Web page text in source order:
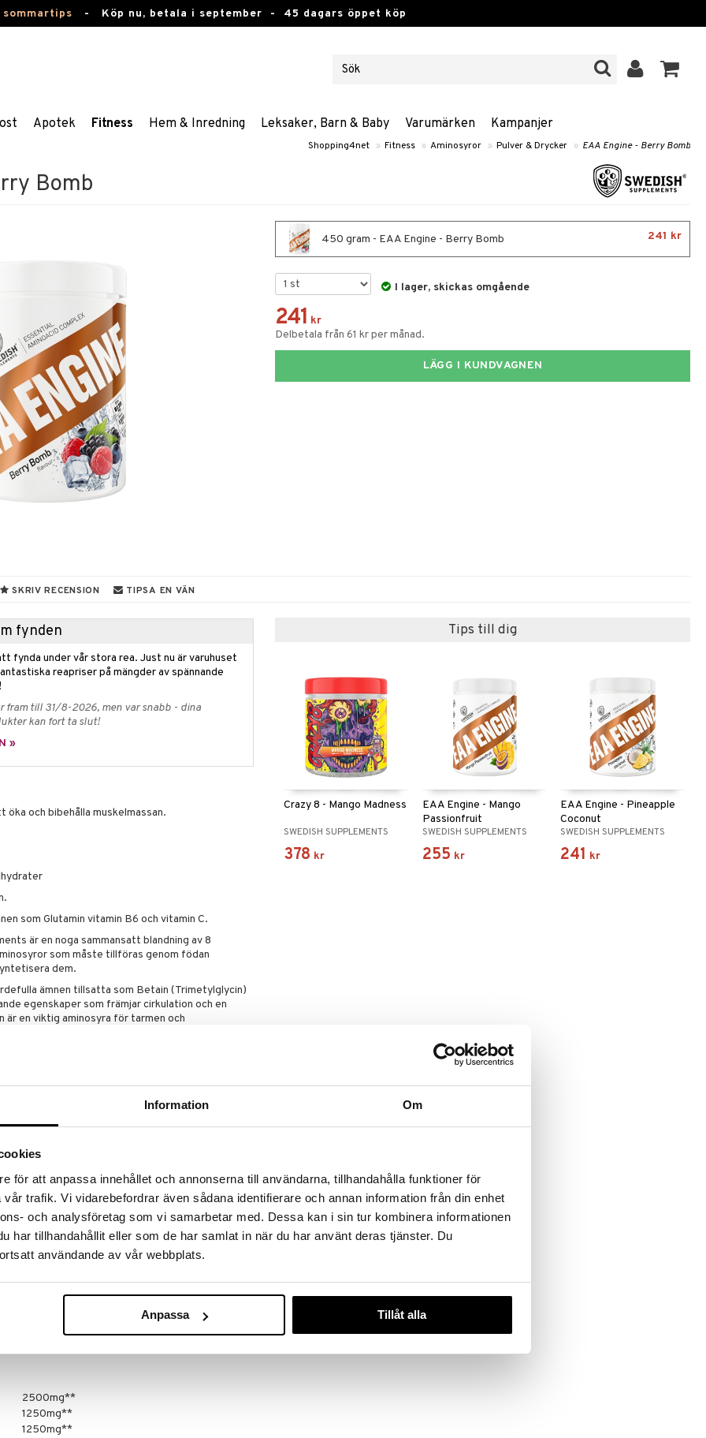
Information Om
för att anpassa innehållet och annonserna till användarna, tillhandahålla funktioner för
trafik. Vi vidarebefordrar även sådana identifierare och annan information från din enhet
och analysföretag som vi samarbetar med. Dessa kan i sin tur kombinera informationen
har tillhandahållit eller som de har samlat in när du har använt deras tjänster. Du
användande av vår webbplats.
Anpassa Tillåt alla
- Köp nu, betala i september - 45 dagars öppet köp
Apotek Fitness Hem & Inredning Leksaker, Barn & Baby Varumärken Kampanjer
Shopping4net » Fitness » Aminosyror » Pulver & Drycker » EAA Engine - Berry Bomb
Bomb
450 gram - EAA Engine - Berry Bomb 241 kr
I lager, skickas omgående
241 kr
Delbetala från 61 kr per månad.
LÄGG I KUNDVAGNEN
SKRIV RECENSION TIPSA EN VÄN
fynden
fynda under vår stora rea. Just nu är varuhuset
reapriser på mängder av spännande
fram till 31/8-2026, men var snabb - dina
kan fort ta slut!
»
och bibehålla muskelmassan.
som Glutamin vitamin B6 och vitamin C.
är en noga sammansatt blandning av 8
som måste tillföras genom födan
dem.
ämnen tillsatta som Betain (Trimetylglycin)
egenskaper som främjar cirkulation och en
är en viktig aminosyra för tarmen och
B6 bidrar till att minska trötthet och
att bibehålla immunsystemets normala funktion
dagliga intaget av vitamin C.)
Blanda 15g (1 rågad skopa) med 2-3dl
efter träning.
alternativ till en varierad
och balanserad kost och hälsosam
medel: äppelsyra E296, L-isoleucin, L-valin, L-
L-treonin, Taurin, C-vitamin (askorbinsyra),
L-histidin, DL-metionin, L-tryptofan, aromer,
E950 - acesulfam-K ), färgämne: (E101 Riboflavin),
2500mg**
1250mg**
1250mg**
Tips till dig
Crazy 8 - Mango Madness
SWEDISH SUPPLEMENTS
378 kr
EAA Engine - Mango
Passionfruit
SWEDISH SUPPLEMENTS
255 kr
EAA Engine - Pineapple
Coconut
SWEDISH SUPPLEMENTS
241 kr